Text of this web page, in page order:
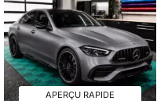
APERÇU RAPIDE